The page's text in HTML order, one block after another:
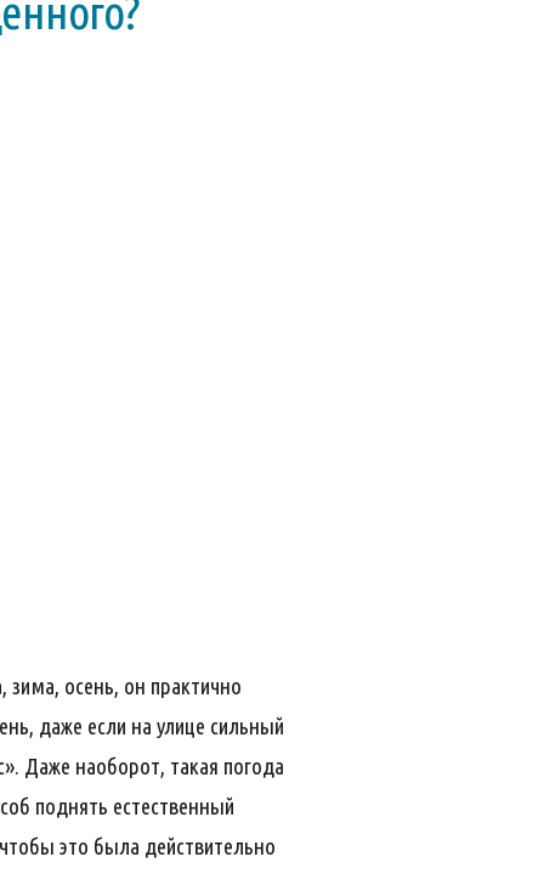
зима, осень, он практично
даже если на улице сильный
Даже наоборот, такая погода
поднять естественный
это была действительно